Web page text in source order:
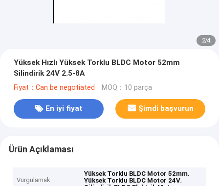
2/4
Yüksek Hızlı Yüksek Torklu BLDC Motor 52mm
Silindirik 24V 2.5-8A
Fiyat：Can be negotiated MOQ：10 parça
En iyi fiyat Şimdi başvurun
Ürün Açıklaması
Vurgulamak
Yüksek Torklu BLDC Motor 52mm,
Yüksek Torklu BLDC Motor 24V,